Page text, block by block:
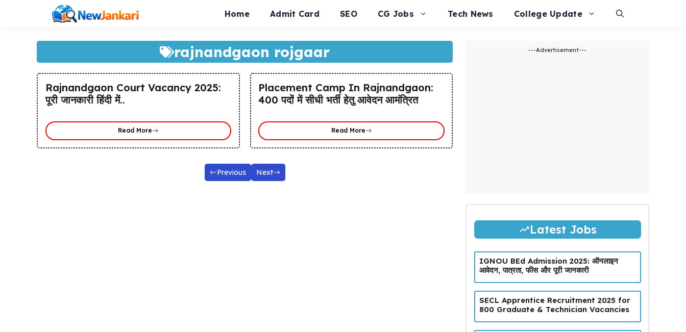
Home Admit Card SEO CG Jobs Tech News College Update
rajnandgaon rojgaar
Rajnandgaon Court Vacancy 2025:
पूरी जानकारी हिंदी में..
Read More
Placement Camp In Rajnandgaon:
400 पदों में सीधी भर्ती हेतु आवेदन आमंत्रित
Read More
Previous Next
---Advertisement---
Latest Jobs
IGNOU BEd Admission 2025: ऑनलाइन
आवेदन, पात्रता, फीस और पूरी जानकारी
SECL Apprentice Recruitment 2025 for
800 Graduate & Technician Vacancies